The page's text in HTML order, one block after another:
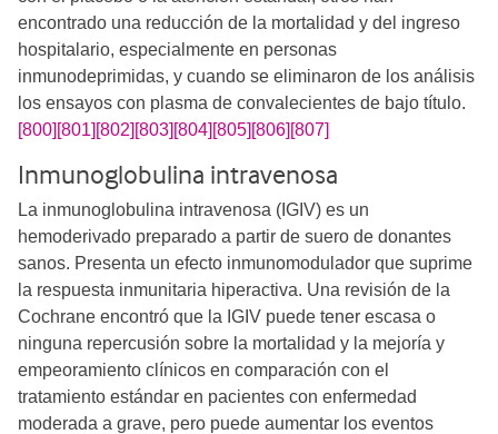
encontrado una reducción de la mortalidad y del ingreso
hospitalario, especialmente en personas
inmunodeprimidas, y cuando se eliminaron de los análisis
los ensayos con plasma de convalecientes de bajo título.
[800] [801] [802] [803] [804] [805] [806] [807]
Inmunoglobulina intravenosa
La inmunoglobulina intravenosa (IGIV) es un
hemoderivado preparado a partir de suero de donantes
sanos. Presenta un efecto inmunomodulador que suprime
la respuesta inmunitaria hiperactiva. Una revisión de la
Cochrane encontró que la IGIV puede tener escasa o
ninguna repercusión sobre la mortalidad y la mejoría y
empeoramiento clínicos en comparación con el
tratamiento estándar en pacientes con enfermedad
moderada a grave, pero puede aumentar los eventos